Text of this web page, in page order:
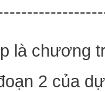
là chương
2 của